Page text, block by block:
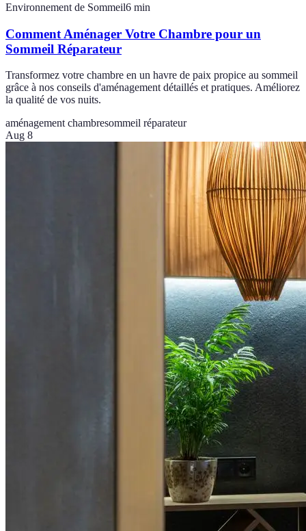
Environnement de Sommeil6 min
Comment Aménager Votre Chambre pour un
Sommeil Réparateur
Transformez votre chambre en un havre de paix propice au sommeil
grâce à nos conseils d'aménagement détaillés et pratiques. Améliorez
la qualité de vos nuits.
aménagement chambresommeil réparateur
Aug 8